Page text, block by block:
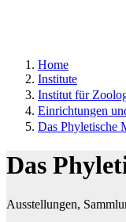
Home
Institute
Institut für
Einrichtungen
Das Phyletische
Das
Ausstellungen,